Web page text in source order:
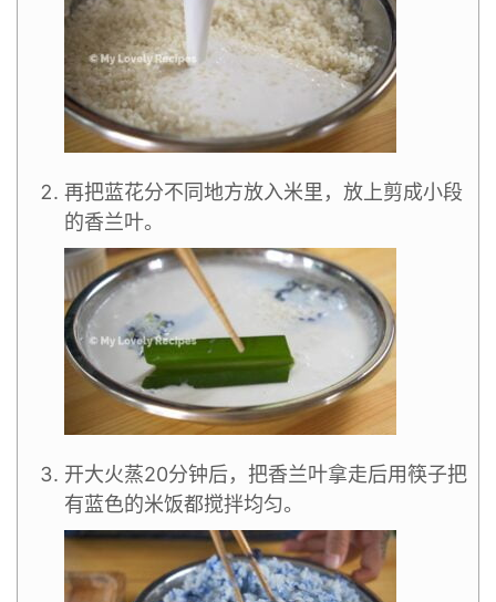
再把蓝花分不同地方放入米里，放上剪成小段
的香兰叶。
开大火蒸20分钟后，把香兰叶拿走后用筷子把
有蓝色的米饭都搅拌均匀。